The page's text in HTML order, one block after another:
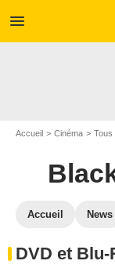
menu
Accueil Cinéma Tous
Accueil News
DVD et Blu-